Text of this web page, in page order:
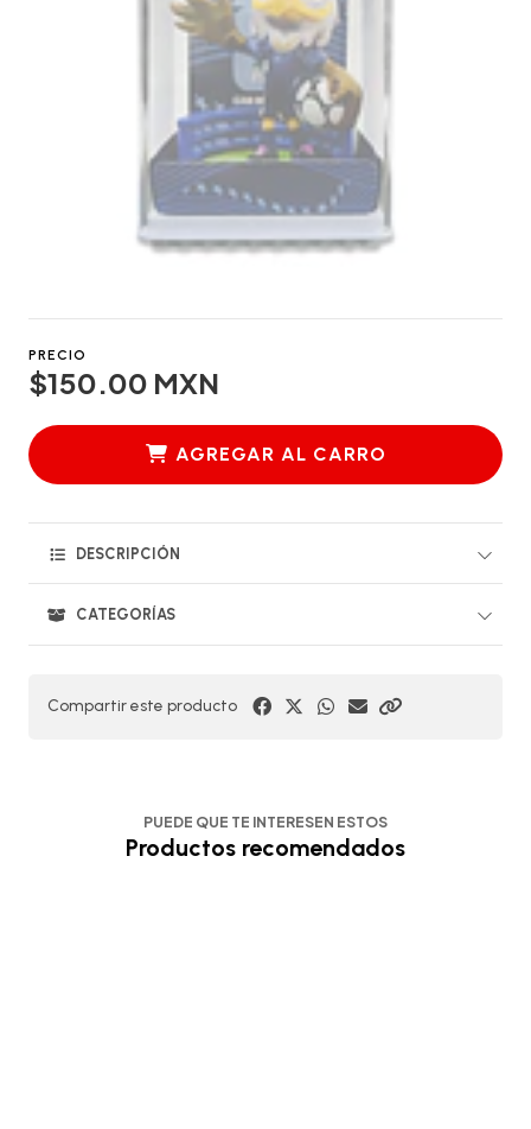
PRECIO
$150.00 MXN
AGREGAR AL CARRO
DESCRIPCIÓN
CATEGORÍAS
Compartir este producto
PUEDE QUE TE INTERESEN ESTOS
Productos recomendados